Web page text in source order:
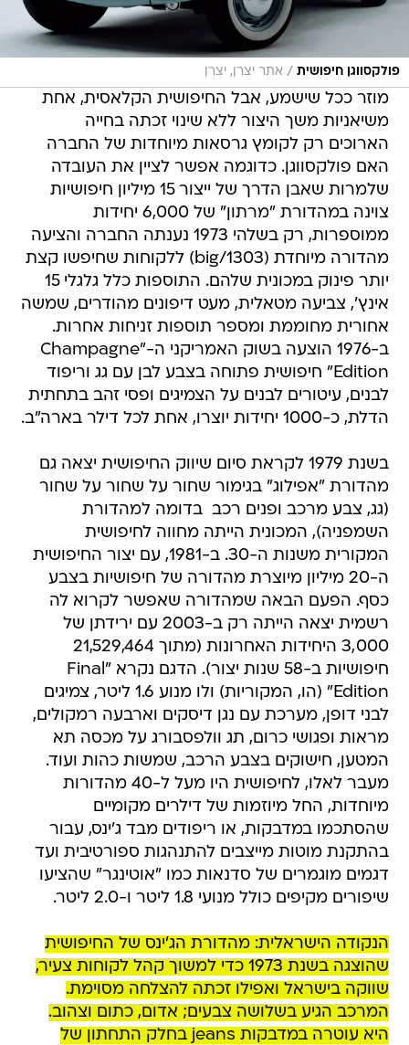
פולקסווגן חיפושית / אתר יצרן, יצרן
מוזר ככל שישמע, אבל החיפושית הקלאסית, אחת
משיאניות משך היצור ללא שינוי זכתה בחייה
הארוכים רק לקומץ גרסאות מיוחדות של החברה
האם פולקסווגן. כדוגמה אפשר לציין את העובדה
שלמרות שאבן הדרך של ייצור 15 מיליון חיפושיות
צוינה במהדורת "מרתון" של 6,000 יחידות
ממוספרות, רק בשלהי 1973 נענתה החברה והציעה
מהדורה מיוחדת (1303/big) ללקוחות שחיפשו קצת
יותר פינוק במכונית שלהם. התוספות כלל גלגלי 15
אינץ', צביעה מטאלית, מעט דיפונים מהודרים, שמשה
אחורית מחוממת ומספר תוספות זניחות אחרות.
ב-1976 הוצעה בשוק האמריקני ה-"Champagne
Edition" חיפושית פתוחה בצבע לבן עם גג וריפוד
לבנים, עיטורים לבנים על הצמיגים ופסי זהב בתחתית
הדלת, כ-1000 יחידות יוצרו, אחת לכל דילר בארה"ב.
בשנת 1979 לקראת סיום שיווק החיפושית יצאה גם
מהדורת "אפילוג" בגימור שחור על שחור על שחור
(גג, צבע מרכב ופנים רכב  בדומה למהדורת
השמפניה), המכונית הייתה מחווה לחיפושית
המקורית משנות ה-30. ב-1981, עם יצור החיפושית
ה-20 מיליון מיוצרת מהדורה של חיפושיות בצבע
כסף. הפעם הבאה שמהדורה שאפשר לקרוא לה
רשמית יצאה הייתה רק ב-2003 עם ירידתן של
3,000 היחידות האחרונות (מתוך 21,529,464
חיפושיות ב-58 שנות יצור). הדגם נקרא "Final
Edition" (הו, המקוריות) ולו מנוע 1.6 ליטר, צמיגים
לבני דופן, מערכת עם נגן דיסקים וארבעה רמקולים,
מראות ופגושי כרום, תג וולפסבורג על מכסה תא
המטען, חישוקים בצבע הרכב, שמשות כהות ועוד.
מעבר לאלו, לחיפושית היו מעל ל-40 מהדורות
מיוחדות, החל מיוזמות של דילרים מקומיים
שהסתכמו במדבקות, או ריפודים מבד ג'ינס, עבור
בהתקנת מוטות מייצבים להתנהגות ספורטיבית ועד
דגמים מוגמרים של סדנאות כמו "אוטינגר" שהציעו
שיפורים מקיפים כולל מנועי 1.8 ליטר ו-2.0 ליטר.
הנקודה הישראלית: מהדורת הג'ינס של החיפושית
שהוצגה בשנת 1973 כדי למשוך קהל לקוחות צעיר,
שווקה בישראל ואפילו זכתה להצלחה מסוימת.
המרכב הגיע בשלושה צבעים; אדום, כתום וצהוב.
היא עוטרה במדבקות jeans בחלק התחתון של